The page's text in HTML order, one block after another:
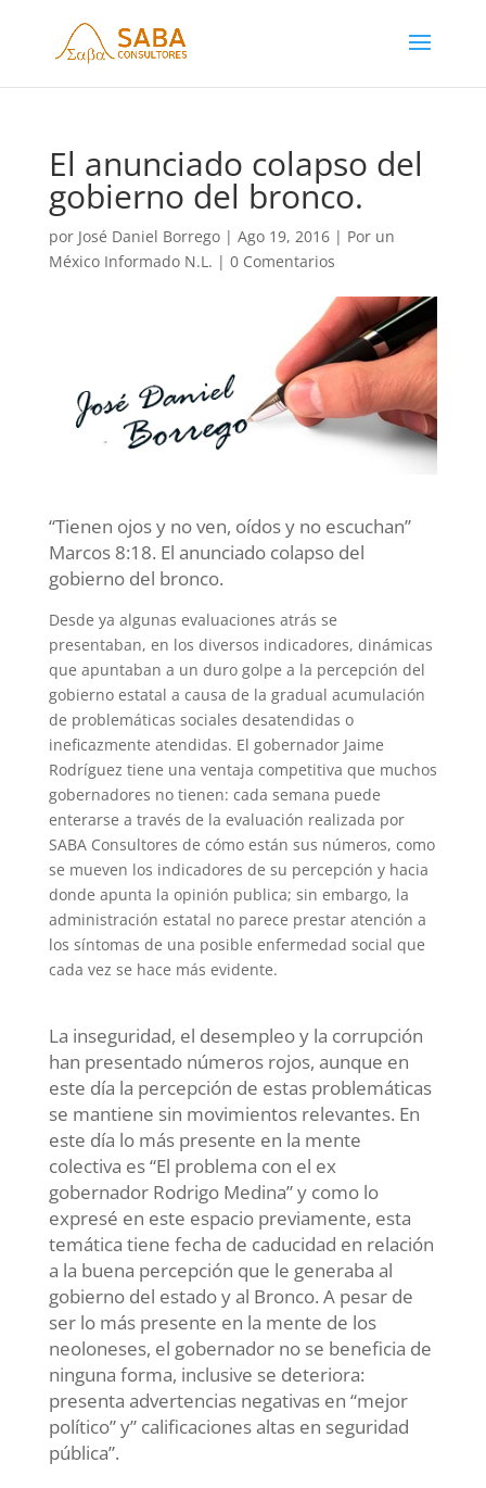
El anunciado colapso del
gobierno del bronco.
por José Daniel Borrego| Ago 19, 2016| Por un
México Informado N.L. | 0 Comentarios
“Tienen ojos y no ven, oídos y no escuchan”
Marcos 8:18. El anunciado colapso del
gobierno del bronco.
Desde ya algunas evaluaciones atrás se
presentaban, en los diversos indicadores, dinámicas
que apuntaban a un duro golpe a la percepción del
gobierno estatal a causa de la gradual acumulación
de problemáticas sociales desatendidas o
ineficazmente atendidas. El gobernador Jaime
Rodríguez tiene una ventaja competitiva que muchos
gobernadores no tienen: cada semana puede
enterarse a través de la evaluación realizada por
SABA Consultores de cómo están sus números, como
se mueven los indicadores de su percepción y hacia
donde apunta la opinión publica; sin embargo, la
administración estatal no parece prestar atención a
los síntomas de una posible enfermedad social que
cada vez se hace más evidente.
La inseguridad, el desempleo y la corrupción
han presentado números rojos, aunque en
este día la percepción de estas problemáticas
se mantiene sin movimientos relevantes. En
este día lo más presente en la mente
colectiva es “El problema con el ex
gobernador Rodrigo Medina” y como lo
expresé en este espacio previamente, esta
temática tiene fecha de caducidad en relación
a la buena percepción que le generaba al
gobierno del estado y al Bronco. A pesar de
ser lo más presente en la mente de los
neoloneses, el gobernador no se beneficia de
ninguna forma, inclusive se deteriora:
presenta advertencias negativas en “mejor
político” y” calificaciones altas en seguridad
pública”.